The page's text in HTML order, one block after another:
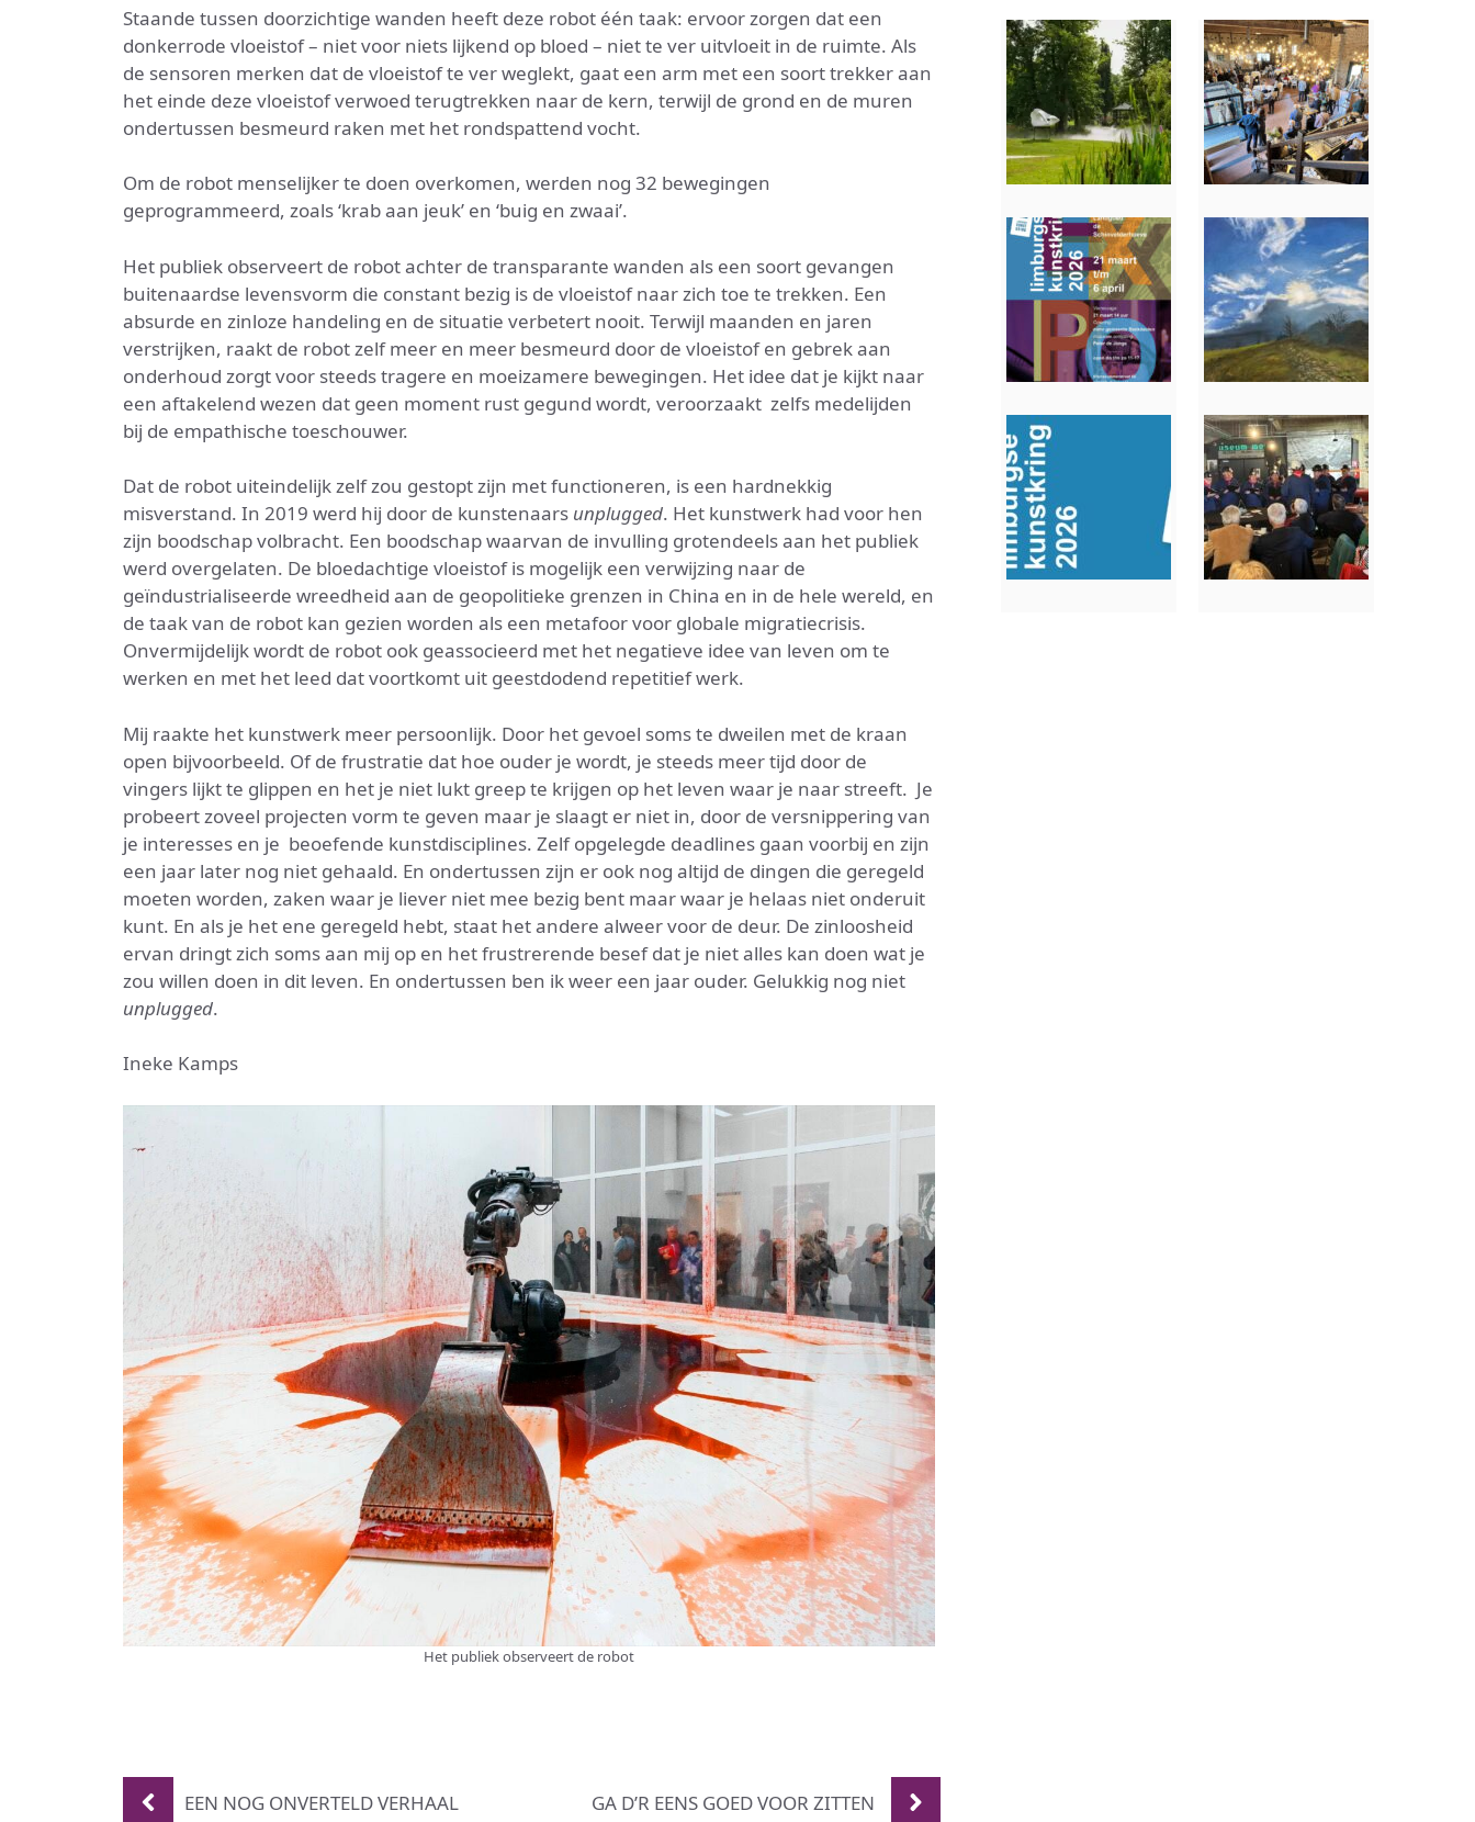
Staande tussen doorzichtige wanden heeft deze robot één taak: ervoor zorgen dat een
donkerrode vloeistof – niet voor niets lijkend op bloed – niet te ver uitvloeit in de ruimte. Als
de sensoren merken dat de vloeistof te ver weglekt, gaat een arm met een soort trekker aan
het einde deze vloeistof verwoed terugtrekken naar de kern, terwijl de grond en de muren
ondertussen besmeurd raken met het rondspattend vocht.
Om de robot menselijker te doen overkomen, werden nog 32 bewegingen
geprogrammeerd, zoals ‘krab aan jeuk’ en ‘buig en zwaai’.
Het publiek observeert de robot achter de transparante wanden als een soort gevangen
buitenaardse levensvorm die constant bezig is de vloeistof naar zich toe te trekken. Een
absurde en zinloze handeling en de situatie verbetert nooit. Terwijl maanden en jaren
verstrijken, raakt de robot zelf meer en meer besmeurd door de vloeistof en gebrek aan
onderhoud zorgt voor steeds tragere en moeizamere bewegingen. Het idee dat je kijkt naar
een aftakelend wezen dat geen moment rust gegund wordt, veroorzaakt zelfs medelijden
bij de empathische toeschouwer.
Dat de robot uiteindelijk zelf zou gestopt zijn met functioneren, is een hardnekkig
misverstand. In 2019 werd hij door de kunstenaars unplugged. Het kunstwerk had voor hen
zijn boodschap volbracht. Een boodschap waarvan de invulling grotendeels aan het publiek
werd overgelaten. De bloedachtige vloeistof is mogelijk een verwijzing naar de
geïndustrialiseerde wreedheid aan de geopolitieke grenzen in China en in de hele wereld, en
de taak van de robot kan gezien worden als een metafoor voor globale migratiecrisis.
Onvermijdelijk wordt de robot ook geassocieerd met het negatieve idee van leven om te
werken en met het leed dat voortkomt uit geestdodend repetitief werk.
Mij raakte het kunstwerk meer persoonlijk. Door het gevoel soms te dweilen met de kraan
open bijvoorbeeld. Of de frustratie dat hoe ouder je wordt, je steeds meer tijd door de
vingers lijkt te glippen en het je niet lukt greep te krijgen op het leven waar je naar streeft. Je
probeert zoveel projecten vorm te geven maar je slaagt er niet in, door de versnippering van
je interesses en je beoefende kunstdisciplines. Zelf opgelegde deadlines gaan voorbij en zijn
een jaar later nog niet gehaald. En ondertussen zijn er ook nog altijd de dingen die geregeld
moeten worden, zaken waar je liever niet mee bezig bent maar waar je helaas niet onderuit
kunt. En als je het ene geregeld hebt, staat het andere alweer voor de deur. De zinloosheid
ervan dringt zich soms aan mij op en het frustrerende besef dat je niet alles kan doen wat je
zou willen doen in dit leven. En ondertussen ben ik weer een jaar ouder. Gelukkig nog niet
unplugged.
Ineke Kamps
Het publiek observeert de robot
EEN NOG ONVERTELD VERHAAL GA D’R EENS GOED VOOR ZITTEN